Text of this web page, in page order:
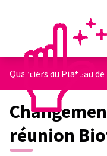
Quartiers du Plateau
réunion